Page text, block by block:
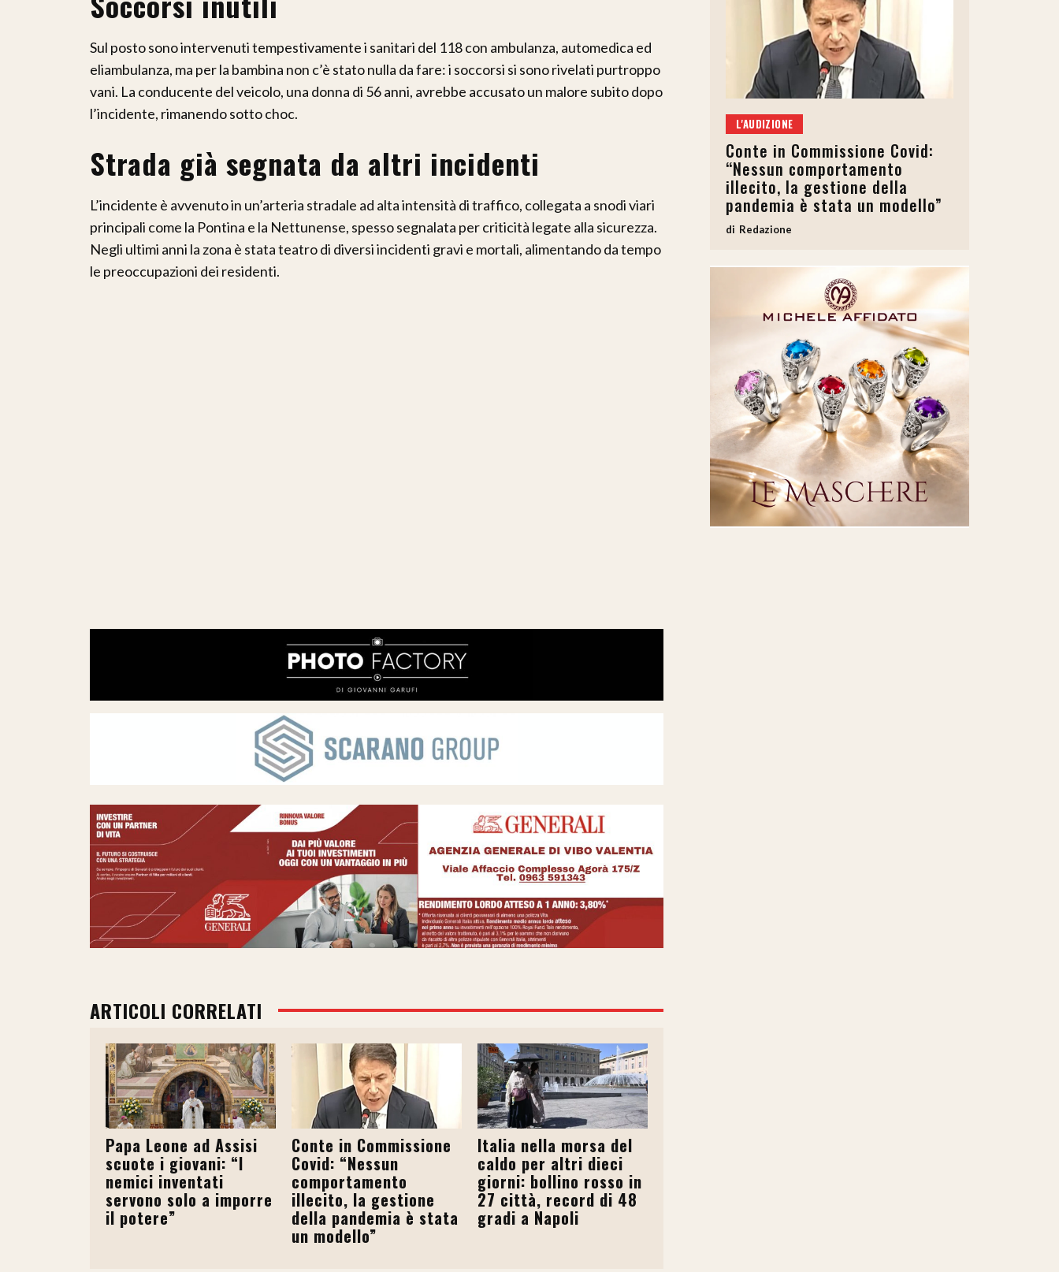
Sul posto sono intervenuti tempestivamente i sanitari del 118 con ambulanza, automedica ed
eliambulanza, ma per la bambina non c’è stato nulla da fare: i soccorsi si sono rivelati purtroppo
vani. La conducente del veicolo, una donna di 56 anni, avrebbe accusato un malore subito dopo
l’incidente, rimanendo sotto choc.
Strada già segnata da altri incidenti
L’incidente è avvenuto in un’arteria stradale ad alta intensità di traffico, collegata a snodi viari
principali come la Pontina e la Nettunense, spesso segnalata per criticità legate alla sicurezza.
Negli ultimi anni la zona è stata teatro di diversi incidenti gravi e mortali, alimentando da tempo
le preoccupazioni dei residenti.
ARTICOLI CORRELATI
Papa Leone ad Assisi
scuote i giovani: “I
nemici inventati
servono solo a imporre
il potere”
Conte in Commissione
Covid: “Nessun
comportamento
illecito, la gestione
della pandemia è stata
un modello”
Italia nella morsa del
caldo per altri dieci
giorni: bollino rosso in
27 città, record di 48
gradi a Napoli
L'AUDIZIONE
Conte in Commissione Covid:
“Nessun comportamento
illecito, la gestione della
pandemia è stata un modello”
Redazione